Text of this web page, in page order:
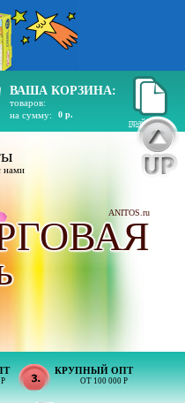
ВАША КОРЗИНА:
товаров:
на сумму:
0 р.
прайс лист
КРУПНЫЙ ОПТ
ОТ 100 000 Р
нами
ANITOS.ru